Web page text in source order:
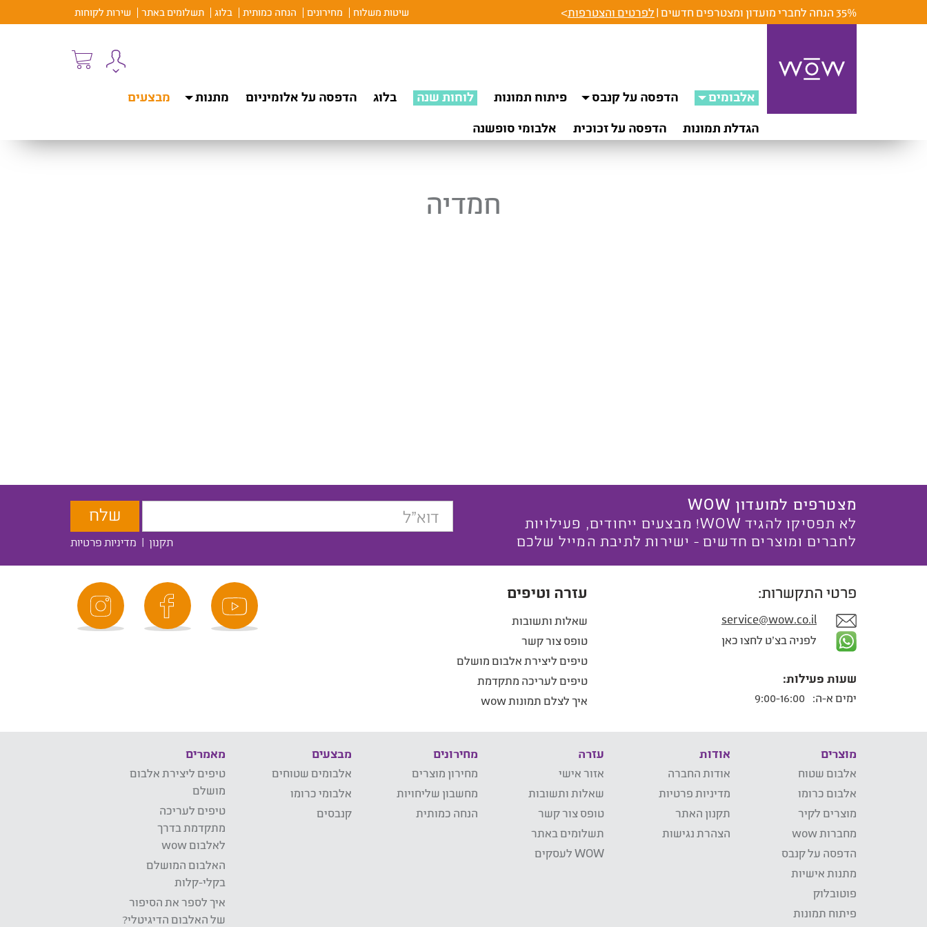
35% הנחה לחברי מועדון ומצטרפים חדשים | לפרטים והצטרפות> שיטות משלוח מחירונים הנחה כמותית בלוג תשלומים באתר שירות לקוחות
אלבומים הדפסה על קנבס פיתוח תמונות לוחות שנה בלוג הדפסה על אלומיניום מתנות
מבצעים
הגדלת תמונות
הדפסה על זכוכית אלבומי סופשנה
חמדיה
מצטרפים למועדון WOW
לא תפסיקו להגיד WOW! מבצעים ייחודים, פעילויות
לחברים ומוצרים חדשים - ישירות לתיבת המייל שלכם
תקנון | מדיניות פרטיות
פרטי התקשרות:
service@wow.co.il
לפניה בצ'ט לחצו כאן
שעות פעילות:
ימים א-ה:
עזרה וטיפים
שאלות ותשובות
טופס צור קשר
טיפים ליצירת אלבום מושלם
טיפים לעריכה מתקדמת
איך לצלם תמונות wow
מוצרים
אלבום שטוח
אלבום כרומו
מוצרים לקיר
מחברות wow
הדפסה על קנבס
מתנות אישיות
פוטובלוק
פיתוח תמונות
אודות
אודות החברה
מדיניות פרטיות
תקנון האתר
הצהרת נגישות
עזרה
אזור אישי
שאלות ותשובות
טופס צור קשר
תשלומים באתר
WOW לעסקים
מחירונים
מחירון מוצרים
מחשבון שליחויות
הנחה כמותית
מבצעים
אלבומים שטוחים
אלבומי כרומו
קנבסים
מאמרים
טיפים ליצירת אלבום
מושלם
טיפים לעריכה
מתקדמת בדרך
לאלבום wow
האלבום המושלם
בקלי-קלות
איך לספר את הסיפור
של האלבום הדיגיטלי?